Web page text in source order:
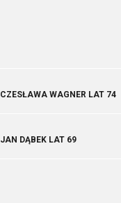
CZESŁAWA WAGNER LAT 74
JAN DĄBEK LAT 69